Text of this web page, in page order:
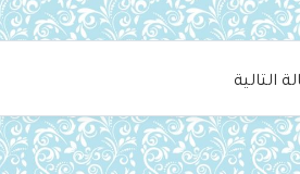
التالية